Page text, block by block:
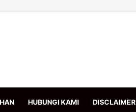
HUBUNGI KAMI DISCLAIMER